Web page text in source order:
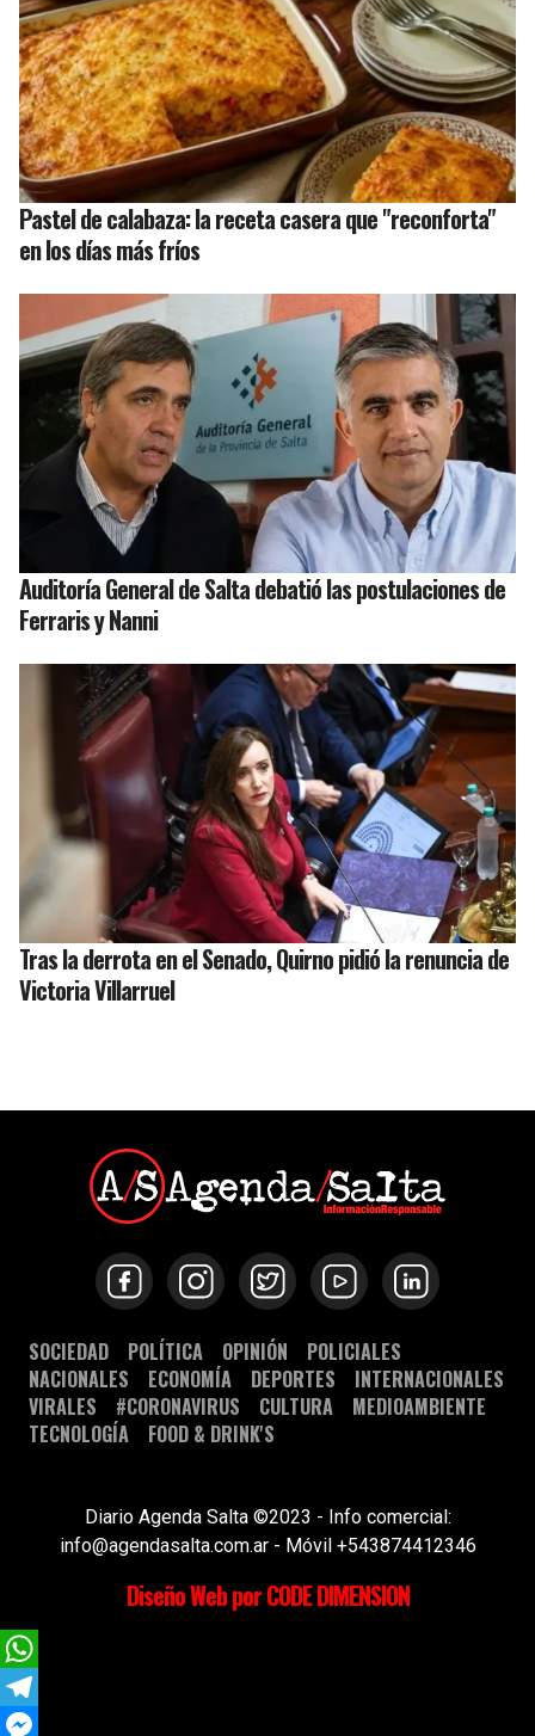
Pastel de calabaza: la receta casera que "reconforta"
en los días más fríos
Auditoría General de Salta debatió las postulaciones de
Ferraris y Nanni
Tras la derrota en el Senado, Quirno pidió la renuncia de
Victoria Villarruel
SOCIEDAD POLÍTICA OPINIÓN
POLICIALES
NACIONALES
ECONOMÍA DEPORTES
INTERNACIONALES
VIRALES
#CORONAVIRUS CULTURA
MEDIOAMBIENTE
TECNOLOGÍA
FOOD & DRINK'S
Diario Agenda Salta ©2023 - Info comercial:
info@agendasalta.com.ar - Móvil +543874412346
Diseño Web por CODE DIMENSION
WhatsApp
Telegram